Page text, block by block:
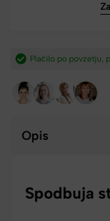
Opis
Spodbuja